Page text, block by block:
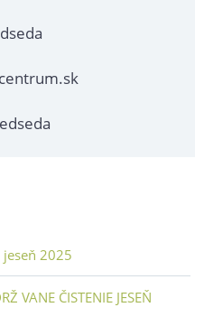
2025
VANE ČISTENIE JESEŇ